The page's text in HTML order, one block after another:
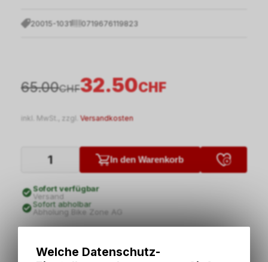
20015-1031 0719676119823
32.50CHF
65.00CHF
inkl. MwSt., zzgl. Versandkosten
In den Warenkorb
Sofort verfügbar
Versand
Sofort abholbar
Abholung Bike Zone AG
Welche Datenschutz-